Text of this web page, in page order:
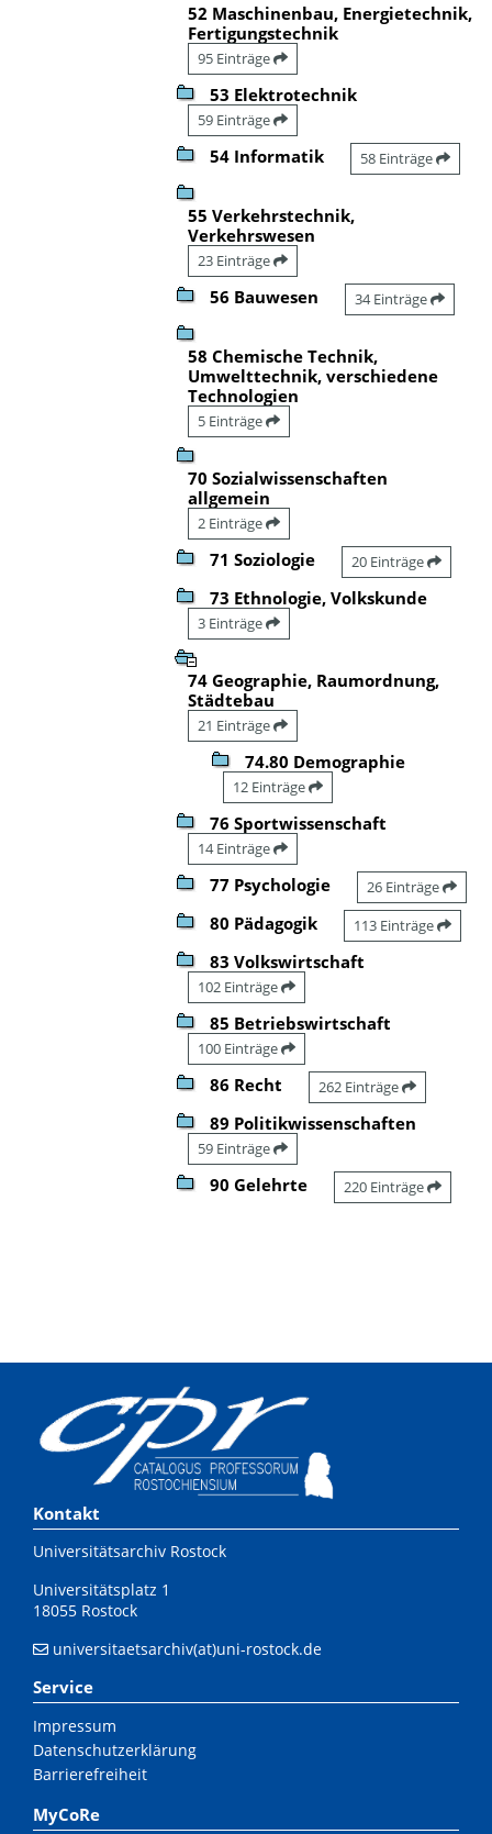
52 Maschinenbau, Energietechnik,
Fertigungstechnik
95 Einträge
53 Elektrotechnik
59 Einträge
54 Informatik 58 Einträge
55 Verkehrstechnik,
Verkehrswesen
23 Einträge
56 Bauwesen 34 Einträge
58 Chemische Technik,
Umwelttechnik, verschiedene
Technologien
5 Einträge
70 Sozialwissenschaften
allgemein
2 Einträge
71 Soziologie 20 Einträge
73 Ethnologie, Volkskunde
3 Einträge
74 Geographie, Raumordnung,
Städtebau
21 Einträge
74.80 Demographie
12 Einträge
76 Sportwissenschaft
14 Einträge
77 Psychologie 26 Einträge
80 Pädagogik 113 Einträge
83 Volkswirtschaft
102 Einträge
85 Betriebswirtschaft
100 Einträge
86 Recht 262 Einträge
89 Politikwissenschaften
59 Einträge
90 Gelehrte 220 Einträge
Kontakt
Universitätsarchiv Rostock
Universitätsplatz 1
18055 Rostock
universitaetsarchiv(at)uni-rostock.de
Service
Impressum
Datenschutzerklärung
Barrierefreiheit
MyCoRe